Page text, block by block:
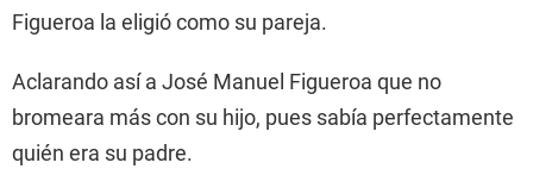
Figueroa la eligió como su pareja.
Aclarando así a José Manuel Figueroa que no
bromeara más con su hijo, pues sabía perfectamente
quién era su padre.